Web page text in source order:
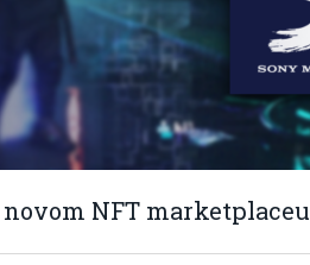
NFT marketplaceu